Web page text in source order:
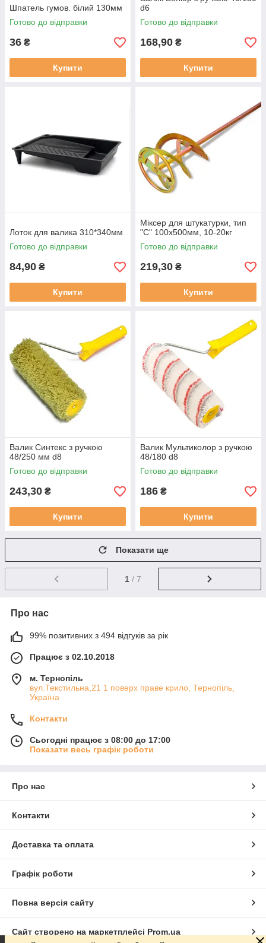
Шпатель гумов. білий 130мм
Готово до відправки
36 ₴
Купити
d6
Готово до відправки
168,90 ₴
Купити
Лоток для валика 310*340мм
Готово до відправки
84,90 ₴
Купити
Міксер для штукатурки, тип
"С" 100х500мм, 10-20кг
Готово до відправки
219,30 ₴
Купити
Валик Синтекс з ручкою
48/250 мм d8
Готово до відправки
243,30 ₴
Купити
Валик Мультиколор з ручкою
48/180 d8
Готово до відправки
186 ₴
Купити
Показати ще
1 / 7
Про нас
99% позитивних з 494 відгуків за рік
Працює з 02.10.2018
м. Тернопіль
вул.Текстильна,21 1 поверх праве крило, Тернопіль,
Україна
Контакти
Сьогодні працює з 08:00 до 17:00
Показати весь графік роботи
Про нас
Контакти
Доставка та оплата
Графік роботи
Повна версія сайту
Сайт створено на маркетплейсі Prom.ua